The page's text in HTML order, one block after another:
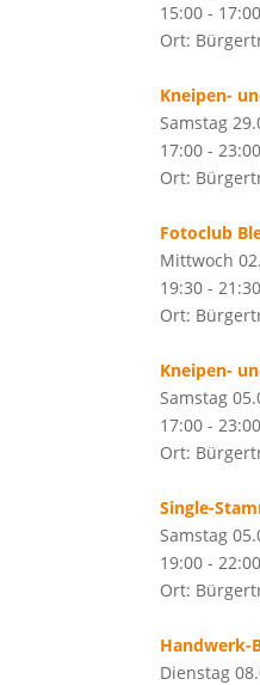
15:00 -
Ort:
Kneipen-
Samstag
17:00 -
Ort:
Fotoclub
Mittwoch
19:30 -
Ort:
Kneipen-
Samstag
17:00 -
Ort:
Single-
Samstag
19:00 -
Ort:
Handwerk-
Dienstag